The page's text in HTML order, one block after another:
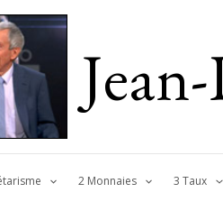
2 Monnaies 3 Taux